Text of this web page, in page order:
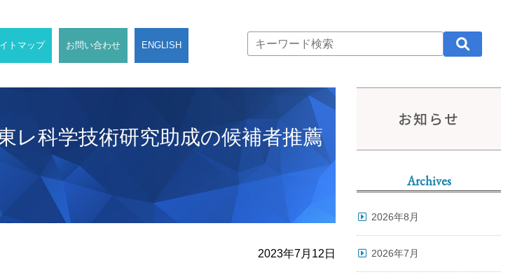
トマップ お問い合わせ ENGLISH
レ科学技術研究助成の候補者推薦
2023年7月12日
お知らせ
Archives
2026年8月
2026年7月